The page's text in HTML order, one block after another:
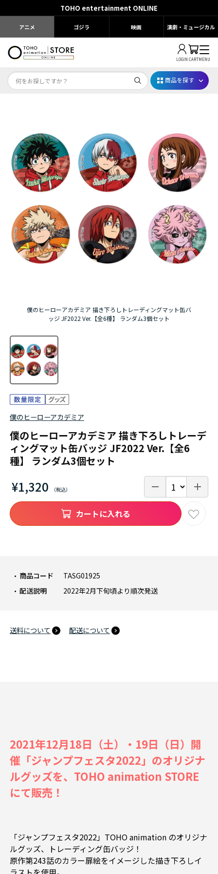
TOHO entertainment ONLINE
アニメ ゴジラ 映画 演劇・ミュージカル
LOGIN CARTMENU
映画ちいかわ
じゅじゅフェス 2026
薬屋のひとりごと 夏の園遊会2026
アニメ『僕のヒーローアカデミア』10周年
ハイキュー!!ジャージ＆ユニフォーム
『ふつつかな悪女ではございますが ～雛宮蝶鼠と
りかえ伝～』
商品を探す
僕のヒーローアカデミア 描き下ろしトレーディングマット缶バ
ッジ JF2022 Ver.【全6種】 ランダム3個セット
僕のヒーローアカデミア
僕のヒーローアカデミア 描き下ろしトレーデ
ィングマット缶バッジ JF2022 Ver.【全6
種】 ランダム3個セット
¥1,320
商品コード
TASG01925
配送説明
2022年2月下旬頃より順次発送
送料について 配送について
カートに入れる
2021年12月18日（土）・19日（日）開
催「ジャンプフェスタ2022」のオリジナ
ルグッズを、TOHO animation STORE
にて販売！
「ジャンプフェスタ2022」TOHO animation のオリジナ
ルグッズ、トレーディング缶バッジ！
原作第243話のカラー扉絵をイメージした描き下ろしイ